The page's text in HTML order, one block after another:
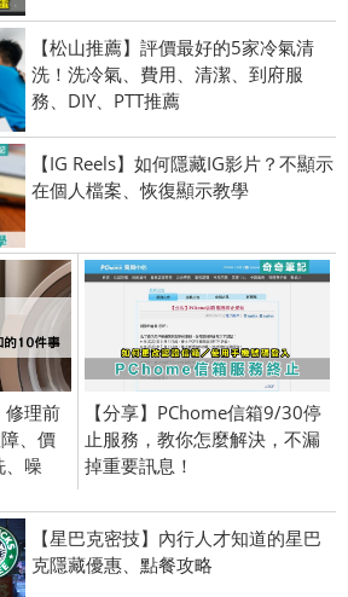
【松山推薦】評價最好的5家冷氣清
洗！洗冷氣、費用、清潔、到府服
務、DIY、PTT推薦
【IG Reels】如何隱藏IG影片？不顯示
在個人檔案、恢復顯示教學
修理前
、價
、噪
【分享】PChome信箱9/30停
止服務，教你怎麼解決，不漏
掉重要訊息！
【星巴克密技】內行人才知道的星巴
克隱藏優惠、點餐攻略